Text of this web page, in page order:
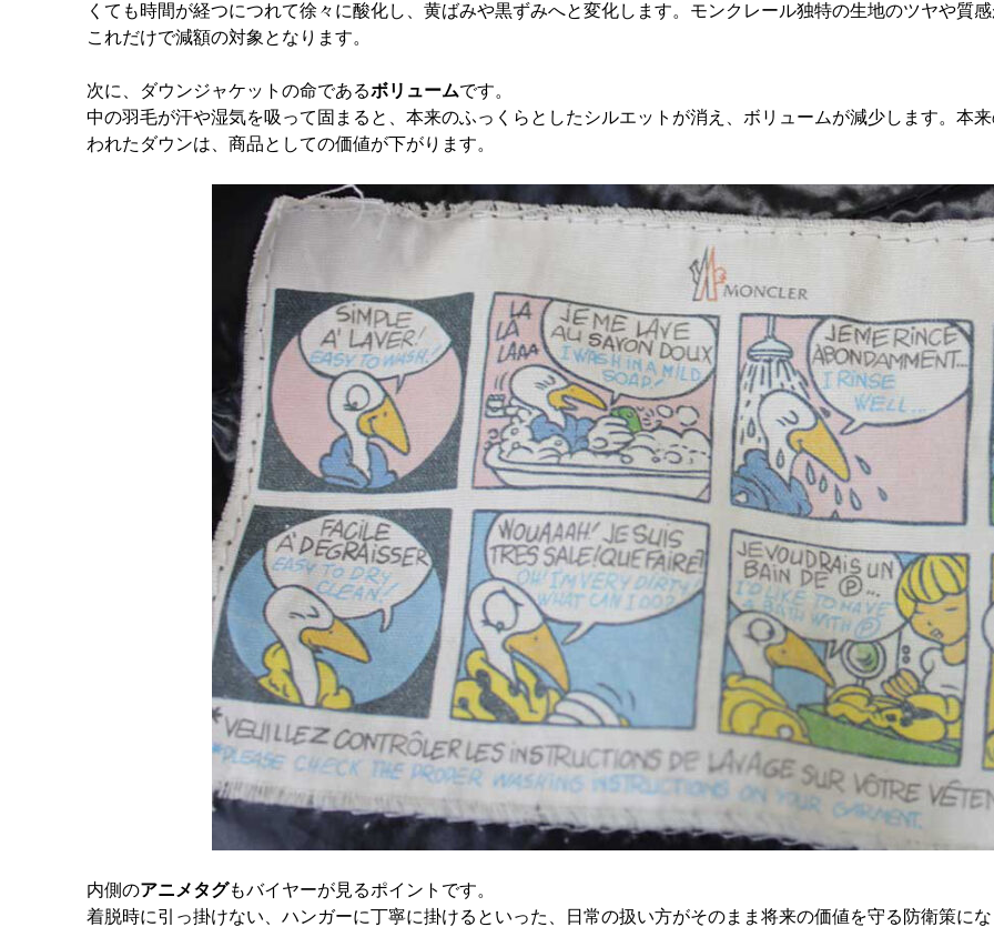
くても時間が経つにつれて徐々に酸化し、黄ばみや黒ずみへと変化します。モンクレール独特の生地のツヤや質
これだけで減額の対象となります。
次に、ダウンジャケットの命であるボリュームです。
中の羽毛が汗や湿気を吸って固まると、本来のふっくらとしたシルエットが消え、ボリュームが減少します。本
われたダウンは、商品としての価値が下がります。
内側のアニメタグもバイヤーが見るポイントです。
着脱時に引っ掛けない、ハンガーに丁寧に掛けるといった、日常の扱い方がそのまま将来の価値を守る防衛策に